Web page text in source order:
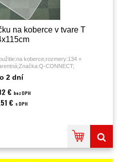
na koberce v tvare T
koberce;rozmery:134 ×
CONNECT;
2 dní
€ bez DPH
€ s DPH